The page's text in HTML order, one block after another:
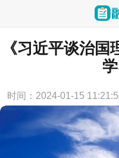
当前位置：
《习近平谈治
时间：2024-01-15